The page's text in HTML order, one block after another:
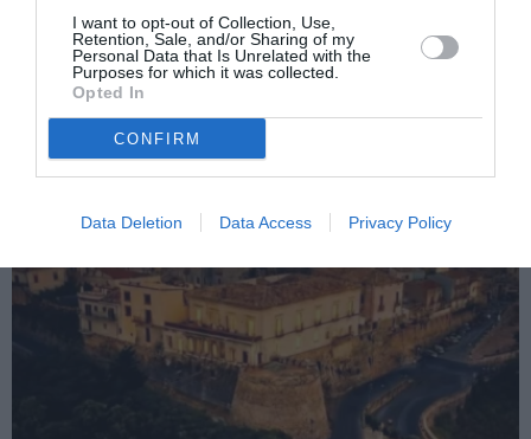
I want to opt-out of Collection, Use,
Retention, Sale, and/or Sharing of my
Personal Data that Is Unrelated with the
Purposes for which it was collected.
Opted In
CONFIRM
Data Deletion Data Access Privacy Policy
Numărul victimelor cutremurului din Italia
crește dramatic: 247 de morți
AȚI PUTEA DORI DE
ASEMENEA